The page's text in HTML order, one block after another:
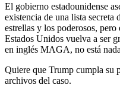
El gobierno estadounidense
existencia de una lista secreta
estrellas y los poderosos,
Estados Unidos vuelva a ser
en inglés MAGA, no está
Quiere que Trump cumpla su
archivos del caso.